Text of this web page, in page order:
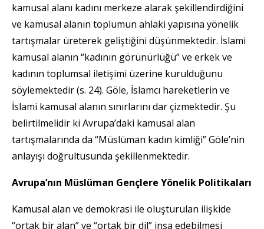
kamusal alanı kadını merkeze alarak şekillendirdiğini
ve kamusal alanın toplumun ahlaki yapısına yönelik
tartışmalar üreterek geliştiğini düşünmektedir. İslami
kamusal alanın “kadının görünürlüğü” ve erkek ve
kadının toplumsal iletişimi üzerine kurulduğunu
söylemektedir (s. 24). Göle, İslamcı hareketlerin ve
İslami kamusal alanın sınırlarını dar çizmektedir. Şu
belirtilmelidir ki Avrupa’daki kamusal alan
tartışmalarında da “Müslüman kadın kimliği” Göle’nin
anlayışı doğrultusunda şekillenmektedir.
Avrupa’nın Müslüman Gençlere Yönelik Politikaları
Kamusal alan ve demokrasi ile oluşturulan ilişkide
“ortak bir alan” ve “ortak bir dil” inşa edebilmesi